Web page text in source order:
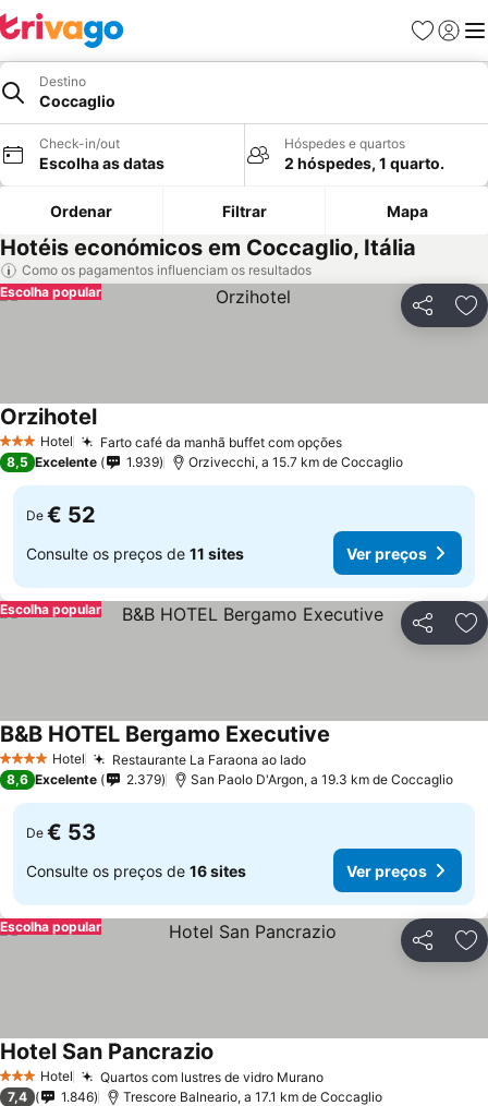
Favoritos
Iniciar
Destino
Coccaglio
Check-in/out
Escolha as datas
Hóspedes e quartos
2 hóspedes, 1 quarto.
Ordenar Filtrar Mapa
Hotéis económicos em Coccaglio, Itália
Como os pagamentos influenciam os resultados
Partilhar
Escolha popular
3 EstrelasHotel Farto café da manhã buffet com opçõesVer preços
OrzihotelVer preços
8,5 Excelente 1.939 Orzivecchi, a 15.7 km de Coccaglio
De € 52
Consulte os preços de 11 sites Ver preços
Partilhar
Escolha popular
4 EstrelasHotel Restaurante La Faraona ao ladoVer preços
B&B HOTEL Bergamo Executive
8,6 Excelente 2.379 San Paolo D'Argon, a 19.3 km de Coccaglio
De € 53
Consulte os preços de 16 sites Ver preços
Partilhar
Escolha popular
3 EstrelasHotel Quartos com lustres de vidro MuranoVer preços
Hotel San Pancrazio
7,4 1.846 Trescore Balneario, a 17.1 km de Coccaglio